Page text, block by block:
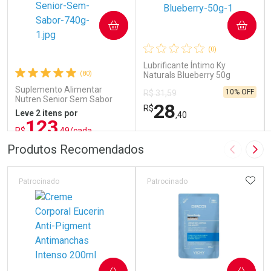
(80)
Suplemento Alimentar
Nutren Senior Sem Sabor
740g
Leve 2 itens por
R$123,49/cada
COMPRAR
FECHAR
FECHAR
Por Menos
(0)
Lubrificante Íntimo Ky
Naturals Blueberry 50g
R$ 31,59
R$28,40
10% OFF
COMPRAR
Por Menos
Produtos Recomendados Imagem
Patrocinado Patrocinado